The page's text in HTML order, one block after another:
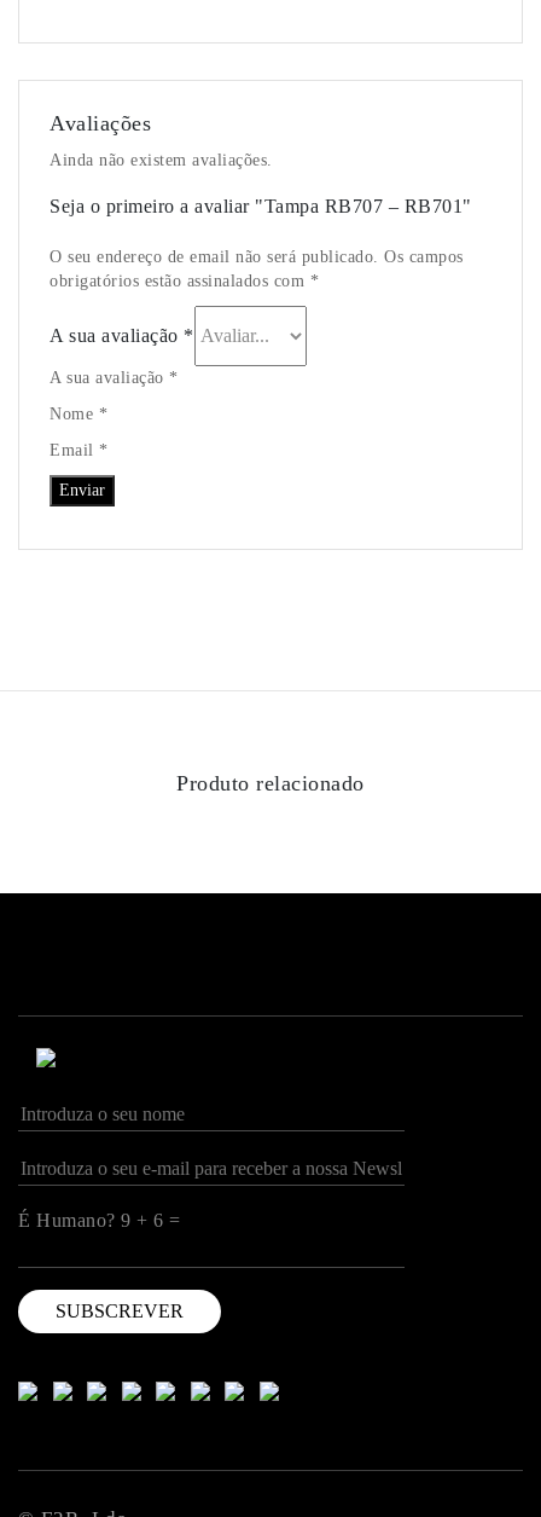
Avaliações
Ainda não existem avaliações.
Seja o primeiro a avaliar "Tampa RB707 – RB701"
O seu endereço de email não será publicado. Os campos
obrigatórios estão assinalados com *
A sua avaliação *
A sua avaliação *
Nome *
Email *
Produto relacionado
É Humano? 9 + 6 =